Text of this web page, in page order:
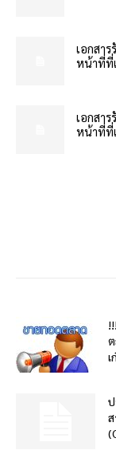
เอกสา
หน้าที่ที่
เอกสา
หน้าที่ที่
เ